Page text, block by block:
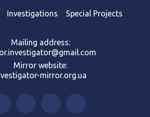
Investigations Special Projects
Mailing address:
Mirror website:
mirror.org.ua